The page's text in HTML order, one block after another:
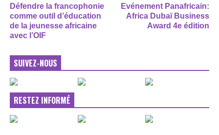
Défendre la francophonie
comme outil d’éducation
de la jeunesse africaine
avec l’OIF
Evénement Panafricain:
Africa Dubaï Business
Award 4e édition
SUIVEZ-NOUS
RESTEZ INFORMÉ